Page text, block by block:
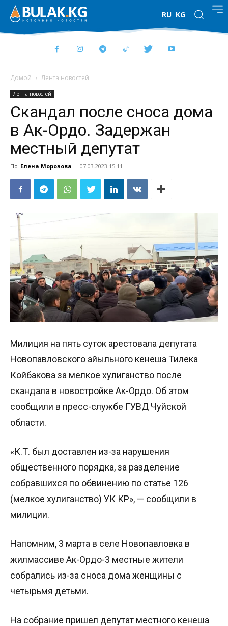
RU KG
Домой Лента новостей
Лента новостей
Скандал после сноса дома
в Ак-Ордо. Задержан
местный депутат
По Елена Морозова - 07.03.2023 15:11
Милиция на пять суток арестовала депутата
Новопавловского айыльного кенеша Тилека
Койбакова за мелкое хулиганство после
скандала в новостройке Ак-Ордо. Об этом
сообщили в пресс-службе ГУВД Чуйской
области.
«К.Т. был доставлен из-за нарушения
общественного порядка, за разделение
собравшихся по обвинению по статье 126
(мелкое хулиганство) УК КР», — сообщили в
милиции.
Напомним, 3 марта в селе Новопавловка в
жилмассиве Ак-Ордо-3 местные жители
собрались из-за сноса дома женщины с
четырьмя детьми.
На собрание пришел депутат местного кенеша